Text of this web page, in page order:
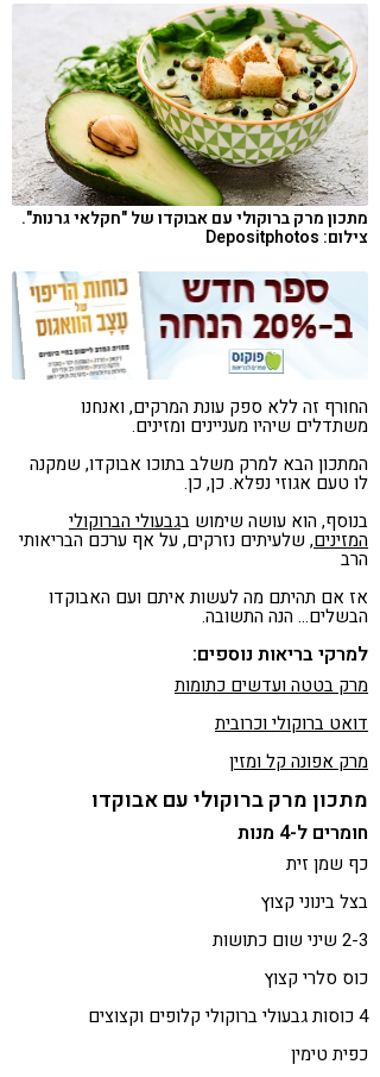
הפרעות קשב & ריכוז
אכילה רגשית
רגישות לגלוטן
טעים להכיר
קורונה
טבעונות
מתכון מרק ברוקולי עם אבוקדו של "חקלאי גרנות".
צילום: Depositphotos
החורף זה ללא ספק עונת המרקים, ואנחנו
משתדלים שיהיו מעניינים ומזינים.
המתכון הבא למרק משלב בתוכו אבוקדו, שמקנה
לו טעם אגוזי נפלא. כן, כן.
בנוסף, הוא עושה שימוש בגבעולי הברוקולי
המזינים, שלעיתים נזרקים, על אף ערכם הבריאותי
הרב
אז אם תהיתם מה לעשות איתם ועם האבוקדו
הבשלים… הנה התשובה.
למרקי בריאות נוספים:
מרק בטטה ועדשים כתומות
דואט ברוקולי וכרובית
מרק אפונה קל ומזין
מתכון מרק ברוקולי עם אבוקדו
חומרים ל-4 מנות
כף שמן זית
בצל בינוני קצוץ
2-3 שיני שום כתושות
כוס סלרי קצוץ
4 כוסות גבעולי ברוקולי קלופים וקצוצים
כפית טימין